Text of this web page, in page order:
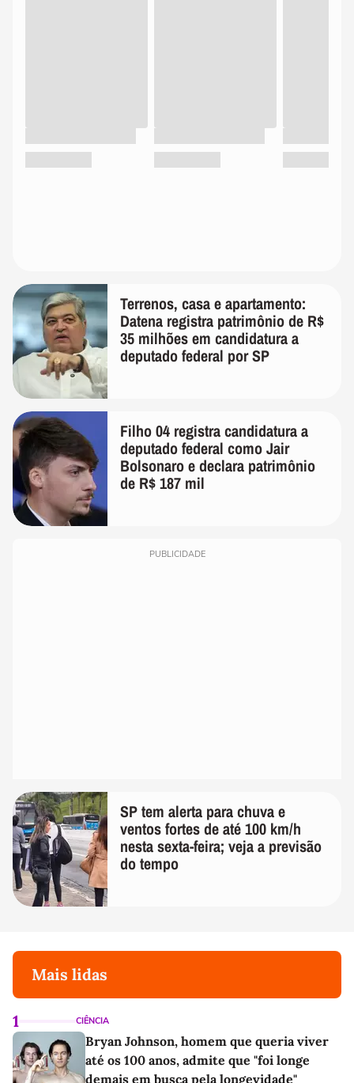
Terrenos, casa e apartamento:
Datena registra patrimônio de R$
35 milhões em candidatura a
deputado federal por SP
Filho 04 registra candidatura a
deputado federal como Jair
Bolsonaro e declara patrimônio
de R$ 187 mil
PUBLICIDADE
SP tem alerta para chuva e
ventos fortes de até 100 km/h
nesta sexta-feira; veja a previsão
do tempo
Mais lidas
1 CIÊNCIA
Bryan Johnson, homem que queria viver
até os 100 anos, admite que "foi longe
demais em busca pela longevidade"